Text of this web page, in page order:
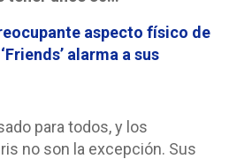
aspecto físico de
alarma a sus
para todos, y los
no son la excepción. Sus